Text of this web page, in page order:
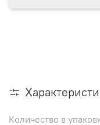
Количество в